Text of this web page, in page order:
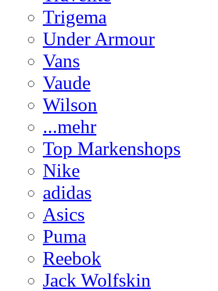
Trigema
Under Armour
Vans
Vaude
Wilson
...mehr
Top Markenshops
Nike
adidas
Asics
Puma
Reebok
Jack Wolfskin